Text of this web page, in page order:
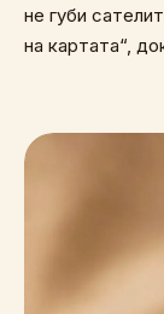
не губи
на картата“,